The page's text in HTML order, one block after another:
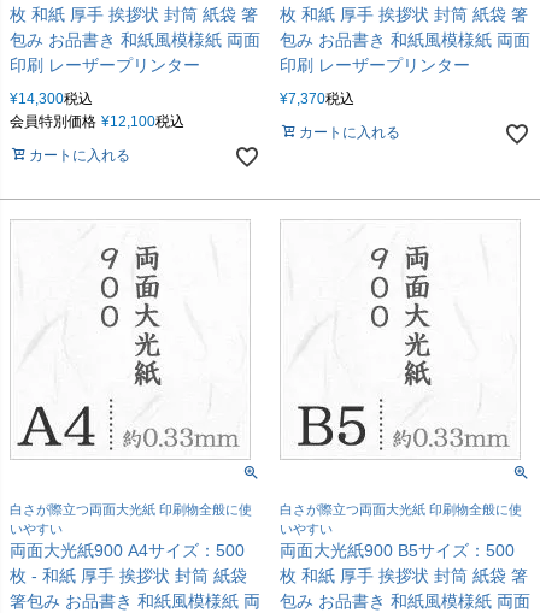
枚 和紙 厚手 挨拶状 封筒 紙袋 箸
包み お品書き 和紙風模様紙 両面
印刷 レーザープリンター
¥14,300税込
会員特別価格 ¥12,100税込
カートに入れる
枚 和紙 厚手 挨拶状 封筒 紙袋 箸
包み お品書き 和紙風模様紙 両面
印刷 レーザープリンター
¥7,370税込
カートに入れる
白さが際立つ両面大光紙 印刷物全般に使
いやすい
両面大光紙900 A4サイズ：500
枚 - 和紙 厚手 挨拶状 封筒 紙袋
箸包み お品書き 和紙風模様紙 両
白さが際立つ両面大光紙 印刷物全般に使
いやすい
両面大光紙900 B5サイズ：500
枚 和紙 厚手 挨拶状 封筒 紙袋 箸
包み お品書き 和紙風模様紙 両面